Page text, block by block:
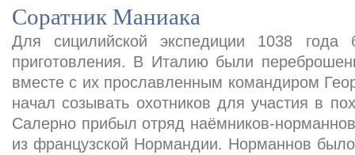
Соратник Маниака
Для сицилийской экспедиции 1038
приготовления. В Италию были
вместе с их прославленным командиром
начал созывать охотников для участия в
Салерно прибыл отряд наёмников-
из французской Нормандии. Норманнов было